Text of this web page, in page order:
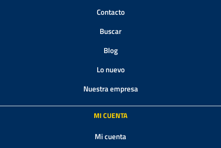
Contacto
Buscar
Blog
Lo nuevo
Nuestra empresa
MI CUENTA
Mi cuenta